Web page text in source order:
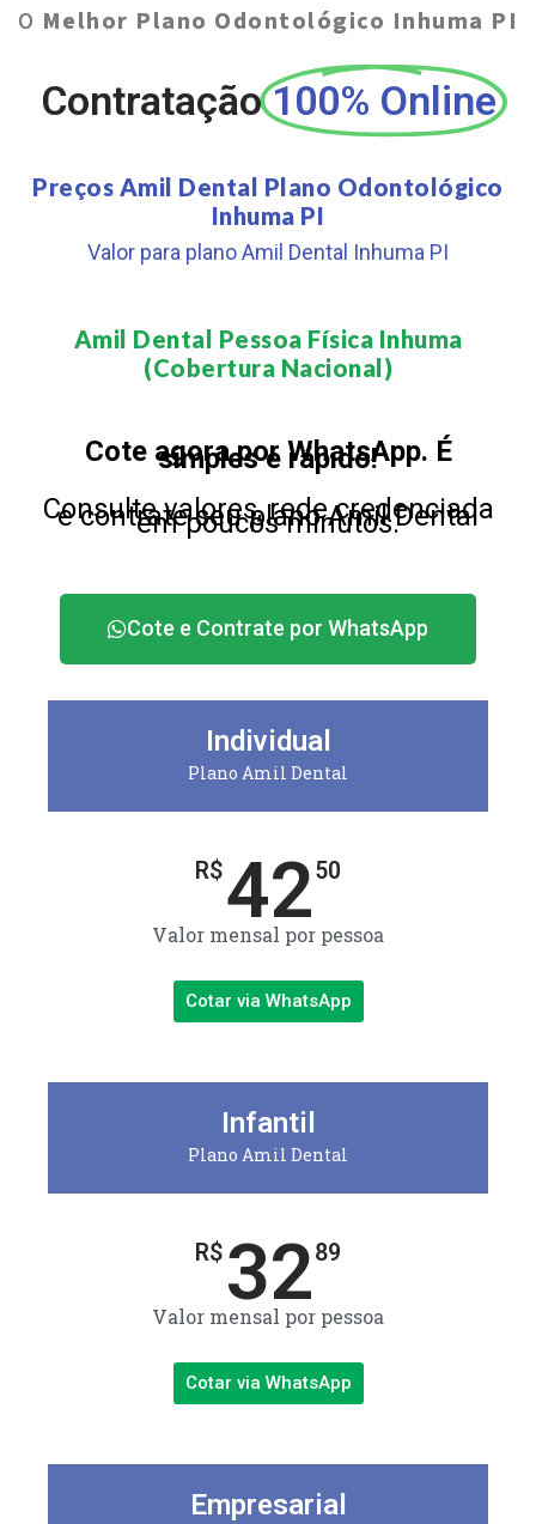
O Melhor Plano Odontológico Inhuma PI
Contratação 100% Online
Preços Amil Dental Plano Odontológico
Inhuma PI
Valor para plano Amil Dental Inhuma PI
Amil Dental Pessoa Física Inhuma
(Cobertura Nacional)​
Cote agora por WhatsApp. É
simples e rápido!
Consulte valores, rede credenciada
e contrate seu plano Amil Dental
em poucos minutos.
Cote e Contrate por WhatsApp
Individual
Plano Amil Dental
R$4250
Valor mensal por pessoa
Cotar via WhatsApp
Infantil
Plano Amil Dental
R$ 3289
Valor mensal por pessoa
Cotar via WhatsApp
Empresarial